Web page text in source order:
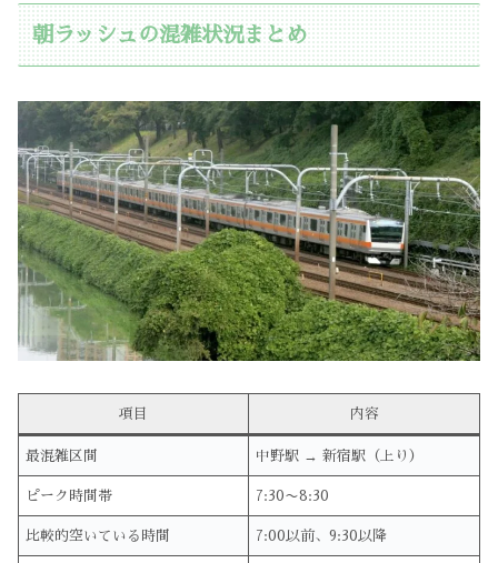
朝ラッシュの混雑状況まとめ
項目 内容
最混雑区間 中野駅 → 新宿駅（上り）
ピーク時間帯 7:30〜8:30
比較的空いている時間 7:00以前、9:30以降